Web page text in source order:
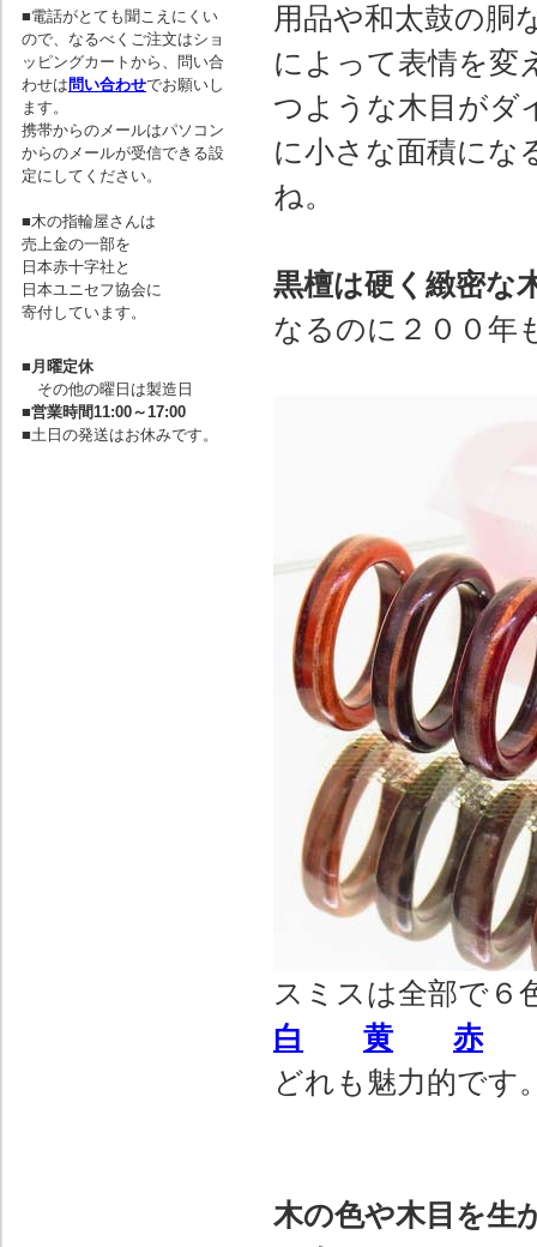
用品や和太鼓の胴
によって表情を変
つような木目がダ
に小さな面積にな
ね。
黒檀は硬く緻密な
なるのに２００年
スミスは全部で６
白
黄
赤
どれも魅力的です
木の色や木目を生
■電話がとても聞こえにくい
ので、なるべくご注文はショ
ッピングカートから、問い合
わせは 問い合わせでお願いし
ます。
携帯からのメールはパソコン
からのメールが受信できる設
定にしてください。
■木の指輪屋さんは
売上金の一部を
日本赤十字社と
日本ユニセフ協会に
寄付しています。
■ 月曜定休
その他の曜日は製造日
■営業時間11:00～17:00
■土日の発送はお休みです。